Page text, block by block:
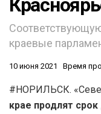
краевые
10 июня 2021 Время
#НОРИЛЬСК.
крае продлят